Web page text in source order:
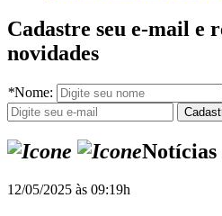
Cadastre seu e-mail e
novidades
*Nome:
12/05/2025 às 09:19h